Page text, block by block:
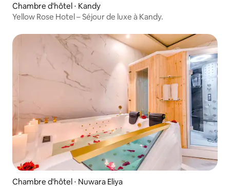
Chambre d'hôtel ⋅ Kandy
Yellow Rose Hotel – Séjour de luxe à Kandy.
Chambre d'hôtel ⋅ Nuwara Eliya